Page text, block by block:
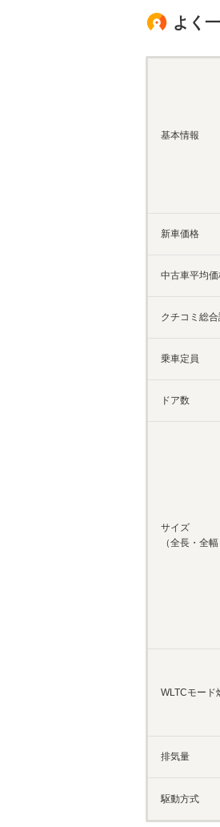
よく
基本情報
新車価格
中古車平均
クチコミ総合
乗車定員
ドア数
サイズ
（全長・全幅
WLTCモード
排気量
駆動方式